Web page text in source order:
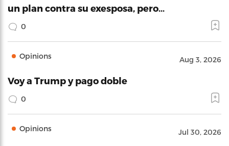
un plan contra su exesposa, pero…
0
Opinions Aug 3, 2026
Voy a Trump y pago doble
0
Opinions Jul 30, 2026